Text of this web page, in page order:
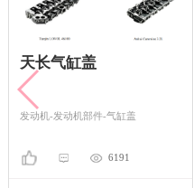
天长气缸盖
发动机-发动机部件-气缸盖
6191